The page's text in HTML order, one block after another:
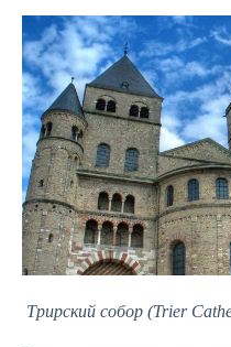
Трирский собор (Trier